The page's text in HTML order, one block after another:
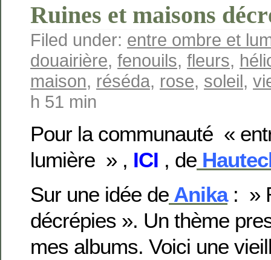
Ruines et maisons
Filed under: entre ombre et
douairière, fenouils, fleurs,
maison, réséda, rose, soleil,
h 51 min
Pour la communauté «
lumière » , ICI , de
Sur une idée de Anika: »
décrépies ». Un thème
mes albums. Voici une